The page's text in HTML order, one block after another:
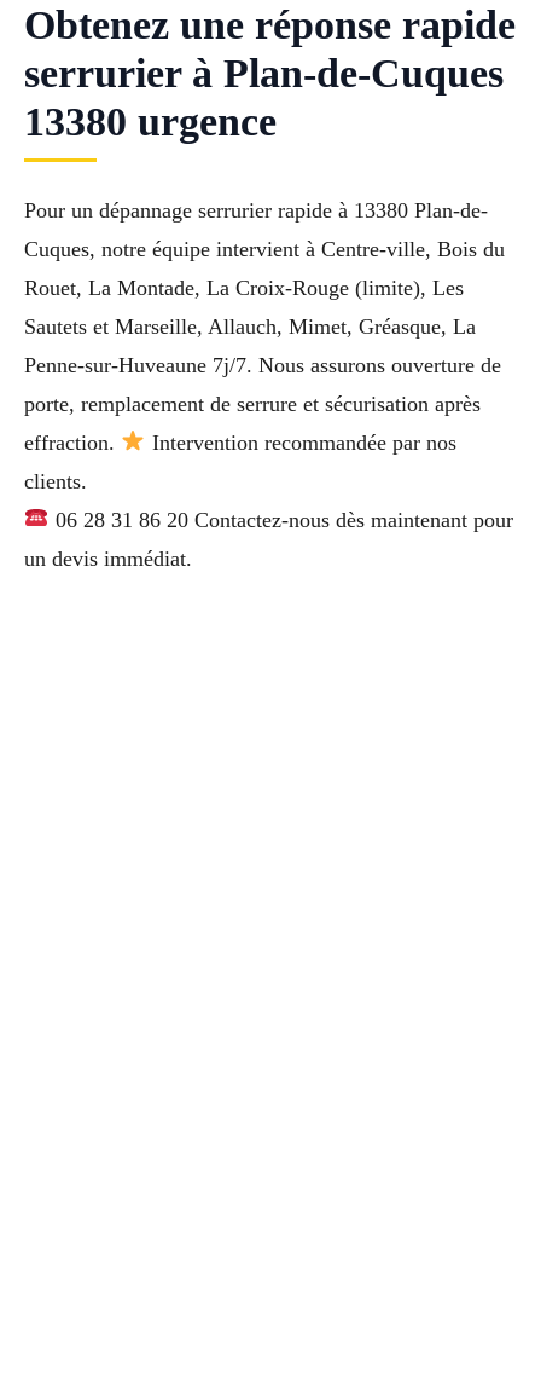
Obtenez une réponse rapide
serrurier à Plan-de-Cuques
13380 urgence
Pour un dépannage serrurier rapide à 13380 Plan-de-
Cuques, notre équipe intervient à Centre-ville, Bois du
Rouet, La Montade, La Croix-Rouge (limite), Les
Sautets et Marseille, Allauch, Mimet, Gréasque, La
Penne-sur-Huveaune 7j/7. Nous assurons ouverture de
porte, remplacement de serrure et sécurisation après
effraction.
Intervention recommandée par nos
clients.
06 28 31 86 20 Contactez-nous dès maintenant pour
un devis immédiat.